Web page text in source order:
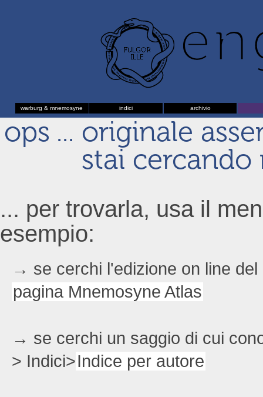
warburg & mnemosyne indici archivio
ops ... originale
stai cercando
... per trovarla, usa il
esempio:
→ se cerchi l'edizione on line
pagina Mnemosyne Atlas
→ se cerchi un saggio di cui
> Indici>Indice per autore